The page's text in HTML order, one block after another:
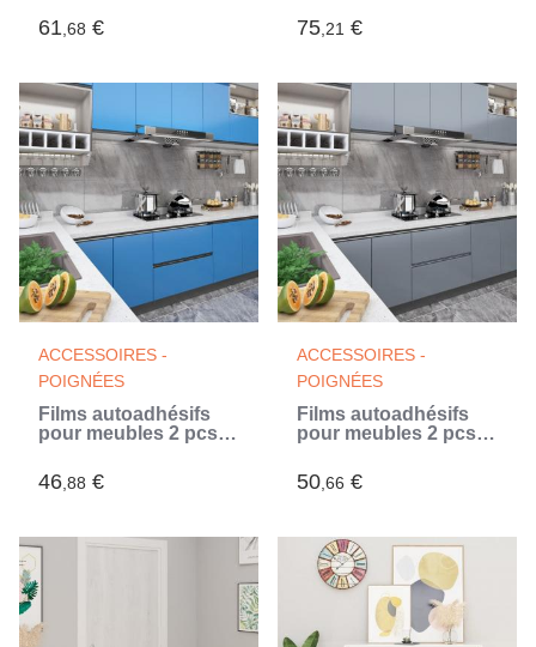
(Blanc)
61,68 €
cm PVC
75,21 €
ACCESSOIRES -
POIGNÉES
Films autoadhésifs
pour meubles 2 pcs
(Bleu)
46,88 €
ACCESSOIRES -
POIGNÉES
Films autoadhésifs
pour meubles 2 pcs
(Gris)
50,66 €